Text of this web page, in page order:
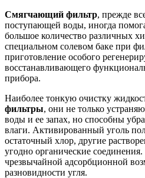
Смягчающий фильтр, прежде
поступающей воды, иногда
большое количество различных
специальном солевом баке при
приготовление особого
восстанавливающего
прибора.
Наиболее тонкую очистку
фильтры, они не только
воды и ее запах, но способны
влаги. Активированный уголь
остаточный хлор, другие
угодно органические
чрезвычайной адсорбционной
разновидности угля.